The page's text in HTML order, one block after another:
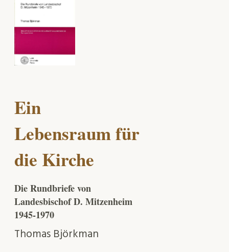
Ein
Lebensraum für
die Kirche
Die Rundbriefe von
Landesbischof D. Mitzenheim
1945-1970
Thomas Björkman